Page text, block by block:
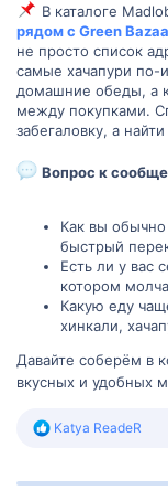
В каталоге
рядом с Green
не просто список
самые хачапури по-
домашние обеды, а
между покупками.
забегаловку, а
Вопрос к
Как вы
быстрый
Есть ли у вас
котором
Какую еду
хинкали,
Давайте соберём в
вкусных и удобных
Р
к
Katya ReadeR